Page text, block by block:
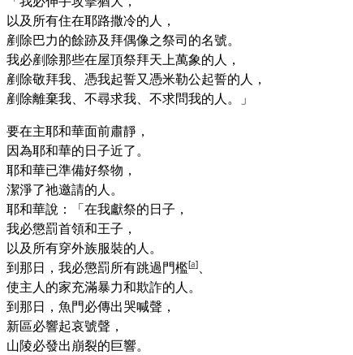
以及所有住在耶路撒冷的人，
剷除巴力的餘跡及拜偶像之祭司的名號。
我必剷除那些在屋頂祭拜天上萬象的人，
剷除敬拜我、憑我起誓又憑米勒公起誓的人，
剷除離棄我、不尋求我、不求問我的人。」
要在主耶和華面前肅靜，
因為耶和華的日子近了。
耶和華已準備好祭物，
潔淨了祂邀請的人。
耶和華說：「在我獻祭的日子，
我必懲罰首領和王子，
以及所有穿外族服裝的人。
到那日，我必懲罰所有跳過門檻[a]、
使主人的家充滿暴力和欺詐的人。
到那日，魚門必傳出哭喊聲，
新區必響起哀號聲，
山陵必發出崩裂的巨響。